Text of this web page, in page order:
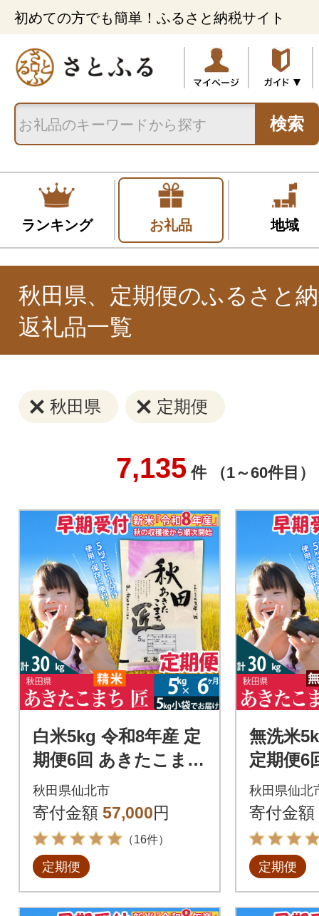
初めての方でも簡単！ふるさと納税サイト
検索
ランキング お礼品 地域
秋田県、定期便のふるさと
返礼品一覧
秋田県 定期便
7,135件 （1～60件目）
白米5kg 令和8年産 定
期便6回 あきたこまち
5kg 匠|02_snk-01030
6
秋田県仙北市
寄付金額 57,000円
（16件）
定期便
無洗米
定期便6
ち 5kg
306
秋田県仙北
寄付金額
定期便